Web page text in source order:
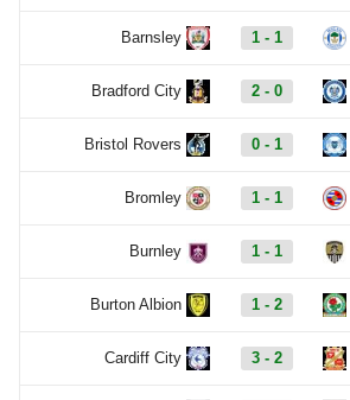
Barnsley 1 - 1
Bradford City 2 - 0
Bristol Rovers 0 - 1
Bromley 1 - 1
Burnley 1 - 1
Burton Albion 1 - 2
Cardiff City 3 - 2